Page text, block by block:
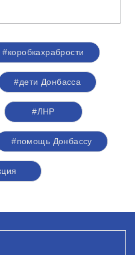
#коробкахрабрости
#дети Донбасса
#ЛНР
#помощь Донбассу